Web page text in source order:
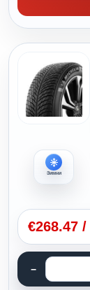
Зимни
€268.47 /